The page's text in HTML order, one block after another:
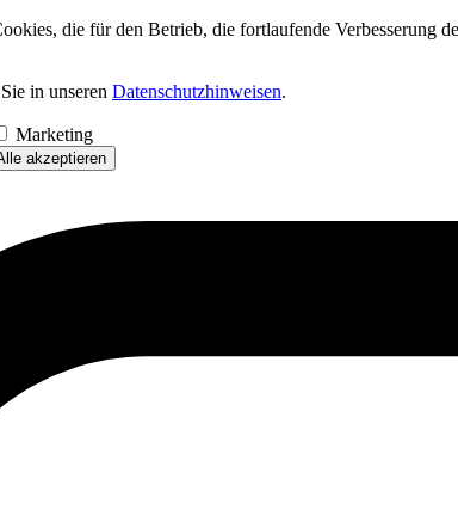
die für den Betrieb, die fortlaufende Verbesserung
in unseren Datenschutzhinweisen.
Marketing
akzeptieren